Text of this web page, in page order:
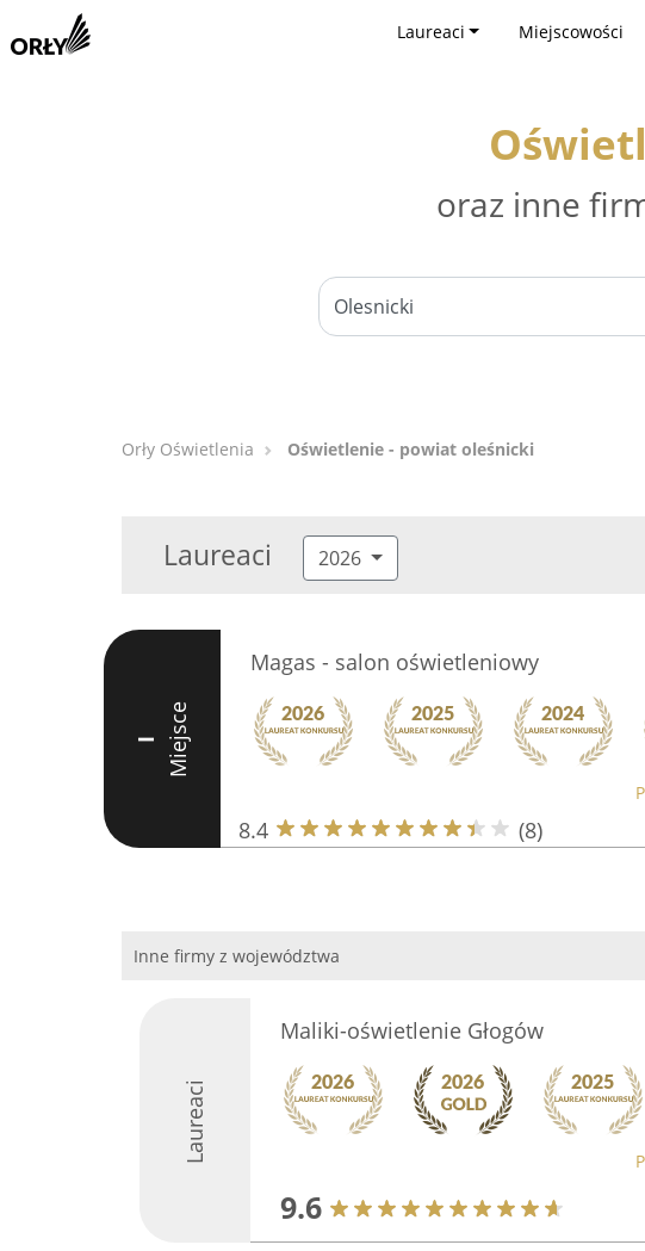
Laureaci Miejscowości
oraz inne
Orły Oświetlenia Oświetlenie - powiat oleśnicki
Laureaci 2026
I Miejsce
Magas - salon oświetleniowy
8.4 (8)
Inne firmy z województwa
Laureaci
Maliki-oświetlenie Głogów
9.6